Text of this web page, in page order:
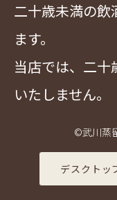
二十歳未満の飲
ます。
当店では、二
いたしません。
©武川蒸
デスクトッ